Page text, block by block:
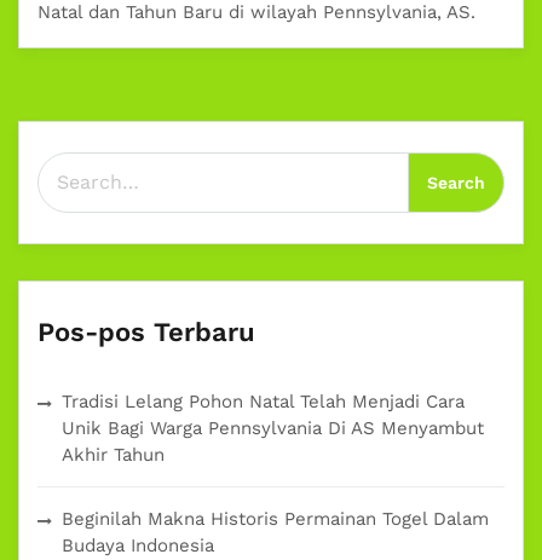
Natal dan Tahun Baru di wilayah Pennsylvania, AS.
Search for:
Pos-pos Terbaru
Tradisi Lelang Pohon Natal Telah Menjadi Cara
Unik Bagi Warga Pennsylvania Di AS Menyambut
Akhir Tahun
Beginilah Makna Historis Permainan Togel Dalam
Budaya Indonesia